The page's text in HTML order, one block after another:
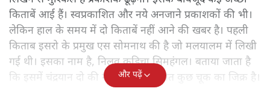
किताबें आई हैं। स्वप्रकाशित और नये अनजाने प्रकाशकों की भी।
लेकिन हाल के समय में दो किताबें नहीं आने की खबर है। पहली
किताब इसरो के प्रमुख एस सोमनाथ की है जो मलयालम में लिखी
गई थी। इसका नाम है, निलवु कुडिचा सिमहंगल। बताया जाता है
कि इसमें चंद्रयान दो की नाकामी से संबंधित कुछ चूक का जिक्र है।
और पढ़ें